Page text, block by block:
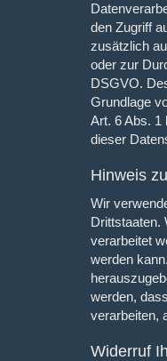
den Zugriff
zusätzlich
oder zur
DSGVO.
Grundlage
Art. 6 Abs. 1
dieser
Hinweis
Wir
Drittstaaten.
verarbeitet
werden
werden,
verarbeiten,
Widerruf